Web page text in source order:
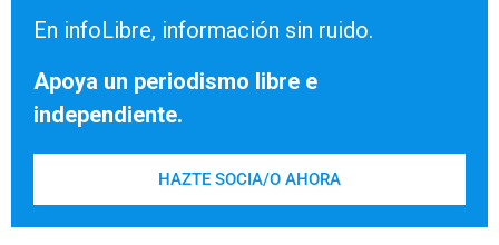
En infoLibre, información sin ruido.
Apoya un periodismo libre e
independiente.
HAZTE SOCIA/O AHORA